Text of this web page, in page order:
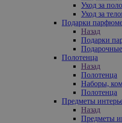
Уход за
Уход за
Подарки
Назад
Подарки
Полотенца
Назад
Полотенца
Наборы,
Полотенца
Предметы
Назад
Предметы